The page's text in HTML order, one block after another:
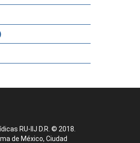
RU-IIJ D.R. © 2018.
de México, Ciudad